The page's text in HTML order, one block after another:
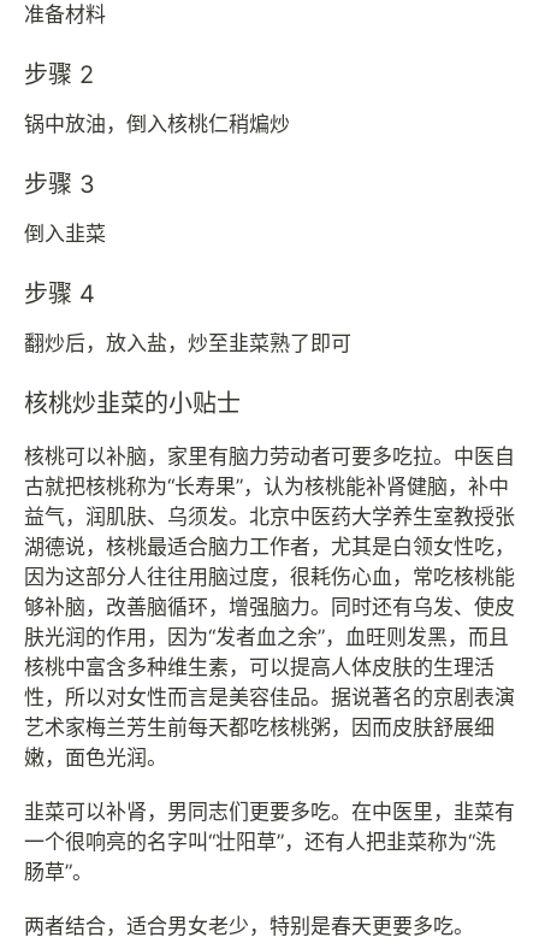
准备材料
步骤 2
锅中放油，倒入核桃仁稍煸炒
步骤 3
倒入韭菜
步骤 4
翻炒后，放入盐，炒至韭菜熟了即可
核桃炒韭菜的小贴士
核桃可以补脑，家里有脑力劳动者可要多吃拉。中医自
古就把核桃称为“长寿果”，认为核桃能补肾健脑，补中
益气，润肌肤、乌须发。北京中医药大学养生室教授张
湖德说，核桃最适合脑力工作者，尤其是白领女性吃，
因为这部分人往往用脑过度，很耗伤心血，常吃核桃能
够补脑，改善脑循环，增强脑力。同时还有乌发、使皮
肤光润的作用，因为“发者血之余”，血旺则发黑，而且
核桃中富含多种维生素，可以提高人体皮肤的生理活
性，所以对女性而言是美容佳品。据说著名的京剧表演
艺术家梅兰芳生前每天都吃核桃粥，因而皮肤舒展细
嫩，面色光润。
韭菜可以补肾，男同志们更要多吃。在中医里，韭菜有
一个很响亮的名字叫“壮阳草”，还有人把韭菜称为“洗
肠草”。
两者结合，适合男女老少，特别是春天更要多吃。